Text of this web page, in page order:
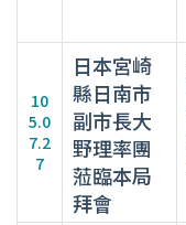
10
5.0
7.2
7
日本宮崎
縣日南市
副市長大
野理率團
蒞臨本局
拜會